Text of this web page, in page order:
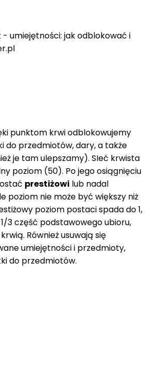
punktom krwi odblokowujemy
do przedmiotów, dary, a także
je tam ulepszamy). SIeć krwista
poziom (50). Po jego osiągnięciu
prestiżowi lub nadal
poziom nie może być większy niż
poziom postaci spada do 1,
3 część podstawowego ubioru,
Również usuwają się
umiejętności i przedmioty,
do przedmiotów.